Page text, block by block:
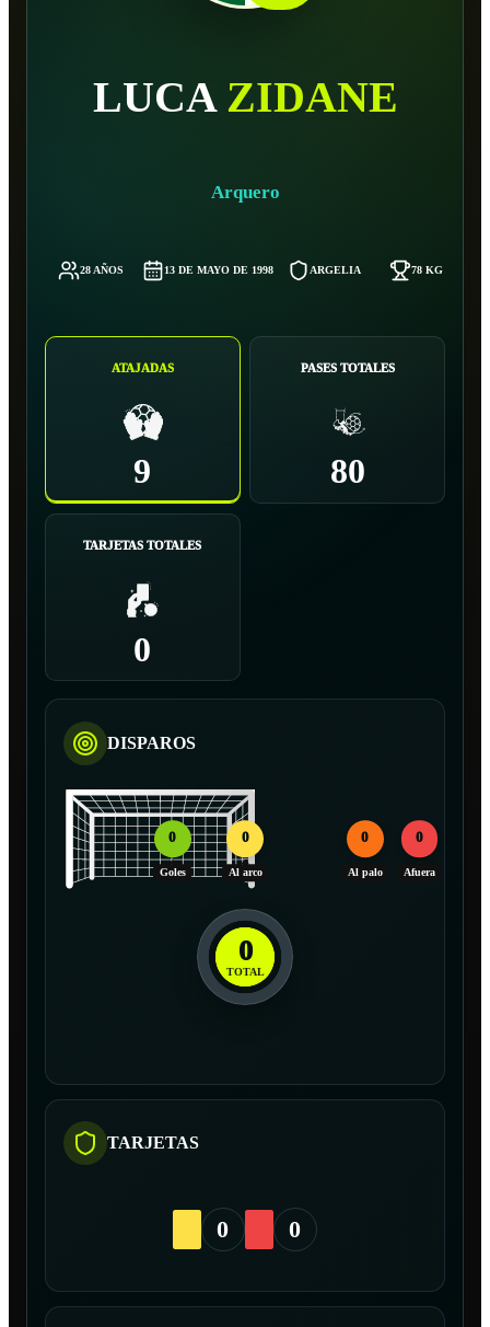
LUCA ZIDANE
Arquero
28 AÑOS 13 DE MAYO DE 1998 ARGELIA 78 KG
ATAJADAS
9
PASES TOTALES
80
TARJETAS TOTALES
0
DISPAROS
0
Goles
0
Al arco
0
Al palo
0
Afuera
0
TOTAL
TARJETAS
0 0